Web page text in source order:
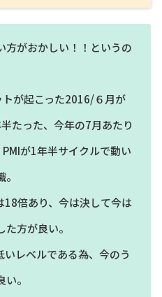
方がおかしい！！というの
トが起こった2016/６月が
たった、今年の7月あたり
が1年半サイクルで動い
18倍あり、今は決して今は
方が良い。
いレベルである為、今のう
。